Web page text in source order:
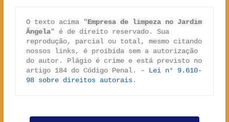
O texto acima "Empresa de limpeza no Jardim
Ângela" é de direito reservado. Sua
reprodução, parcial ou total, mesmo citando
nossos links, é proibida sem a autorização
do autor. Plágio é crime e está previsto no
artigo 184 do Código Penal. – Lei n° 9.610-
98 sobre direitos autorais.